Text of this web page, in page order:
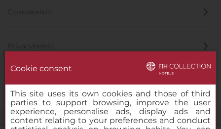
Privacybeleid
Cookie consent
This site uses its own cookies and those of third
parties to support browsing, improve the user
experience, personalise ads, display ads and
content relating to your preferences and conduct